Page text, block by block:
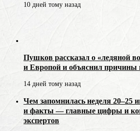
10 дней тому назад
Пушков рассказал о «ледяной
и Европой и объяснил причины
14 дней тому назад
Чем запомнилась неделя
и факты — главные цифры и
экспертов